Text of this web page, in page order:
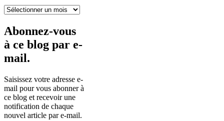
Archives
Abonnez-vous
à ce blog par e-
mail.
Saisissez votre adresse e-
mail pour vous abonner à
ce blog et recevoir une
notification de chaque
nouvel article par e-mail.